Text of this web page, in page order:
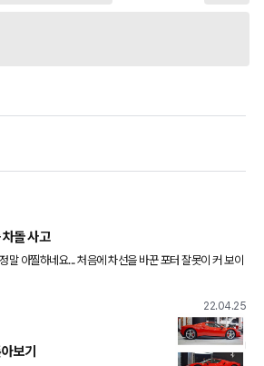
돌 사고
말 아찔하네요... 처음에 차선을 바꾼 포터 잘못이 커 보이
해야겠어요. 링크 첨부했습니다. 여러분들은 어
22.04.25
보기